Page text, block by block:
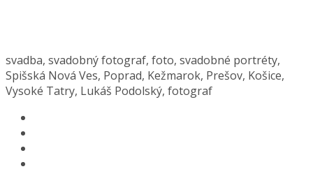
svadba, svadobný fotograf, foto, svadobné portréty,
Spišská Nová Ves, Poprad, Kežmarok, Prešov, Košice,
Vysoké Tatry, Lukáš Podolský, fotograf